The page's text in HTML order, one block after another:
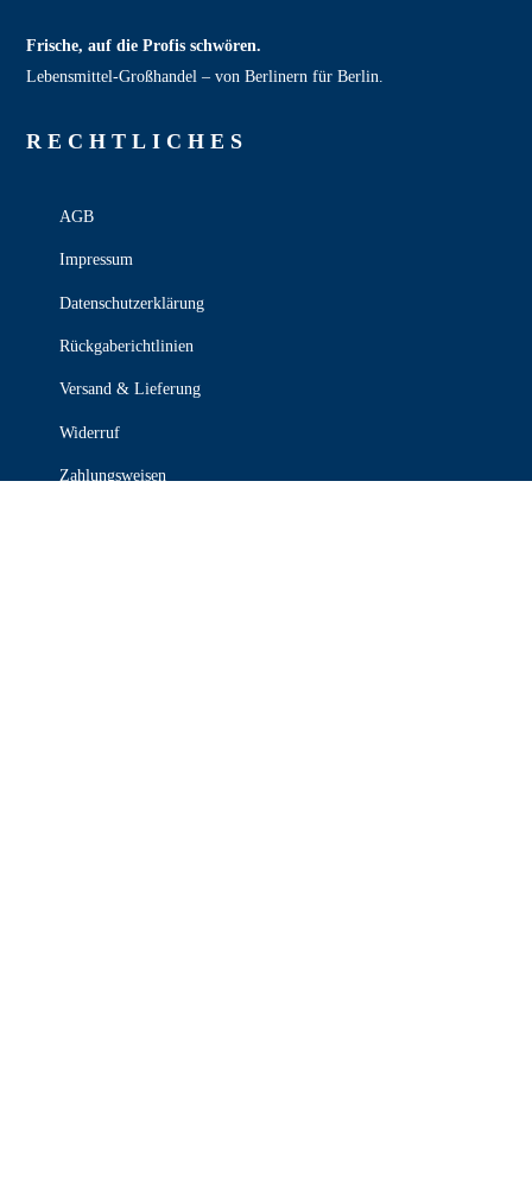
Frische, auf die Profis schwören.
Lebensmittel‑Großhandel – von Berlinern für Berlin.
RECHT­LICHES
AGB
Impressum
Datenschutzerklärung
Rückgaberichtlinien
Versand & Lieferung
Widerruf
Zahlungsweisen